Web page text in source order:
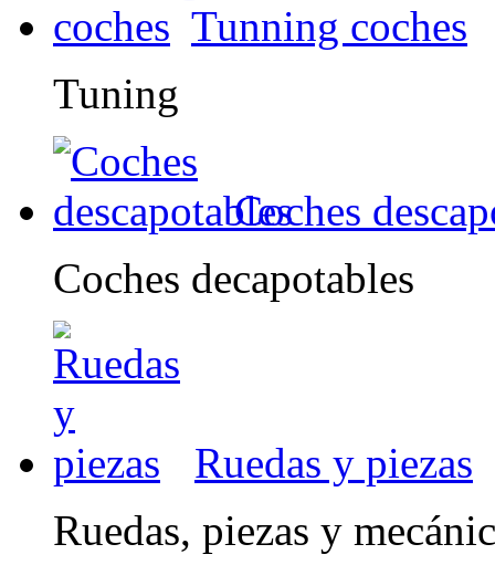
Tunning coches
Tuning
Coches
Coches decapotables
Ruedas y piezas
Ruedas, piezas y